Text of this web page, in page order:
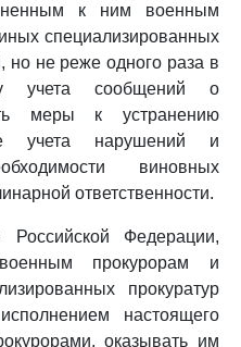
к ним военным
специализированных
но не реже одного раза в
учета сообщений о
меры к устранению
учета нарушений и
виновных
ответственности.
Федерации,
прокурорам и
прокуратур
настоящего
оказывать им